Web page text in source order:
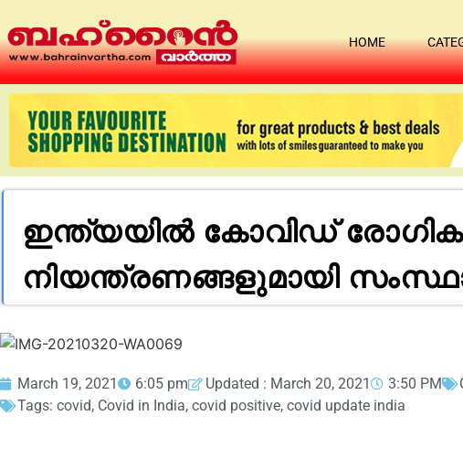
HOME
ഇന്ത്യയിൽ കോവിഡ്
നിയന്ത്രണങ്ങളുമായി
March 19, 2021 6:05 pm Updated : March 20, 2021 3:50 PM
Tags: covid, Covid in India, covid positive, covid update india